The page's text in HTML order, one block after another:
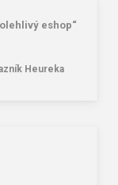
eshop“
Heureka